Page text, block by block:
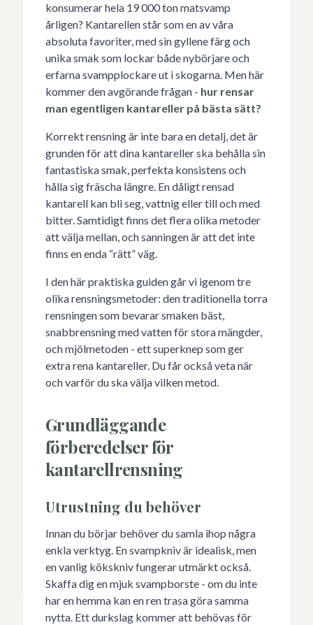
konsumerar hela 19 000 ton matsvamp
årligen? Kantarellen står som en av våra
absoluta favoriter, med sin gyllene färg och
unika smak som lockar både nybörjare och
erfarna svampplockare ut i skogarna. Men här
kommer den avgörande frågan - hur rensar
man egentligen kantareller på bästa sätt?
Korrekt rensning är inte bara en detalj, det är
grunden för att dina kantareller ska behålla sin
fantastiska smak, perfekta konsistens och
hålla sig fräscha längre. En dåligt rensad
kantarell kan bli seg, vattnig eller till och med
bitter. Samtidigt finns det flera olika metoder
att välja mellan, och sanningen är att det inte
finns en enda “rätt” väg.
I den här praktiska guiden går vi igenom tre
olika rensningsmetoder: den traditionella torra
rensningen som bevarar smaken bäst,
snabbrensning med vatten för stora mängder,
och mjölmetoden - ett superknep som ger
extra rena kantareller. Du får också veta när
och varför du ska välja vilken metod.
Grundläggande
förberedelser för
kantarellrensning
Utrustning du behöver
Innan du börjar behöver du samla ihop några
enkla verktyg. En svampkniv är idealisk, men
en vanlig kökskniv fungerar utmärkt också.
Skaffa dig en mjuk svampborste - om du inte
har en hemma kan en ren trasa göra samma
nytta. Ett durkslag kommer att behövas för